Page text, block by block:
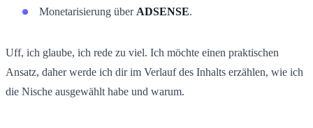
Monetarisierung über ADSENSE.
Uff, ich glaube, ich rede zu viel. Ich möchte einen praktischen
Ansatz, daher werde ich dir im Verlauf des Inhalts erzählen, wie ich
die Nische ausgewählt habe und warum.